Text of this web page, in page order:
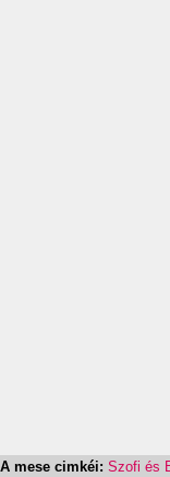
A mese cimkéi: Szofi és